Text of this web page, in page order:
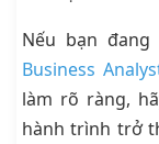
Nếu bạn
Business
làm rõ ràng,
hành trình trở